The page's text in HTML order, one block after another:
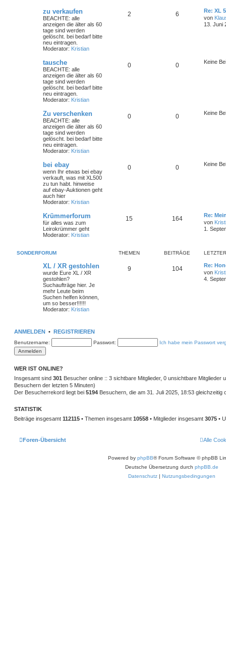
zu verkaufen
BEACHTE: alle
anzeigen die älter als 60
tage sind werden
gelöscht. bei bedarf bitte
neu eintragen.
Moderator: Kristian
2 6
Re: XL
von
13. Juni
tausche
BEACHTE: alle
anzeigen die älter als 60
tage sind werden
gelöscht. bei bedarf bitte
neu eintragen.
Moderator: Kristian
0 0 Keine
Zu verschenken
BEACHTE: alle
anzeigen die älter als 60
tage sind werden
gelöscht. bei bedarf bitte
neu eintragen.
Moderator: Kristian
0 0 Keine
bei ebay
wenn Ihr etwas bei ebay
verkauft, was mit XL500
zu tun habt. hinweise
auf ebay-Auktionen geht
auch hier
Moderator: Kristian
0 0 Keine
Krümmerforum
für alles was zum
Leirokrümmer geht
Moderator: Kristian
15 164
Re:
von
1.
SONDERFORUM THEMEN BEITRÄGE
XL / XR gestohlen
wurde Eure XL / XR
gestohlen?
Suchaufträge hier. Je
mehr Leute beim
Suchen helfen können,
um so besser!!!!!!
Moderator: Kristian
9 104
Re:
von
4.
ANMELDEN • REGISTRIEREN
Benutzername: Passwort: Ich habe mein Passwort
WER IST ONLINE?
Insgesamt sind 301 Besucher online :: 3 sichtbare Mitglieder, 0 unsichtbare Mitglieder
Besuchern der letzten 5 Minuten)
Der Besucherrekord liegt bei 5194 Besuchern, die am 31. Juli 2025, 18:53 gleichzeitig
STATISTIK
Beiträge insgesamt 112115 • Themen insgesamt 10558 • Mitglieder insgesamt 3075 •
Foren-Übersicht Alle
Powered by phpBB® Forum Software © phpBB
Deutsche Übersetzung durch phpBB.de
Datenschutz | Nutzungsbedingungen